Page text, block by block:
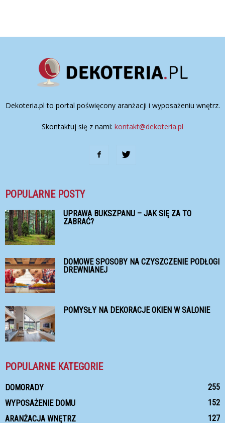
Dekoteria.pl to portal poświęcony aranżacji i wyposażeniu wnętrz.
Skontaktuj się z nami: kontakt@dekoteria.pl
POPULARNE POSTY
UPRAWA BUKSZPANU – JAK SIĘ ZA TO
ZABRAĆ?
DOMOWE SPOSOBY NA CZYSZCZENIE PODŁOGI
DREWNIANEJ
POMYSŁY NA DEKORACJE OKIEN W SALONIE
POPULARNE KATEGORIE
DOMORADY
255
WYPOSAŻENIE DOMU
152
ARANŻACJA WNĘTRZ
127